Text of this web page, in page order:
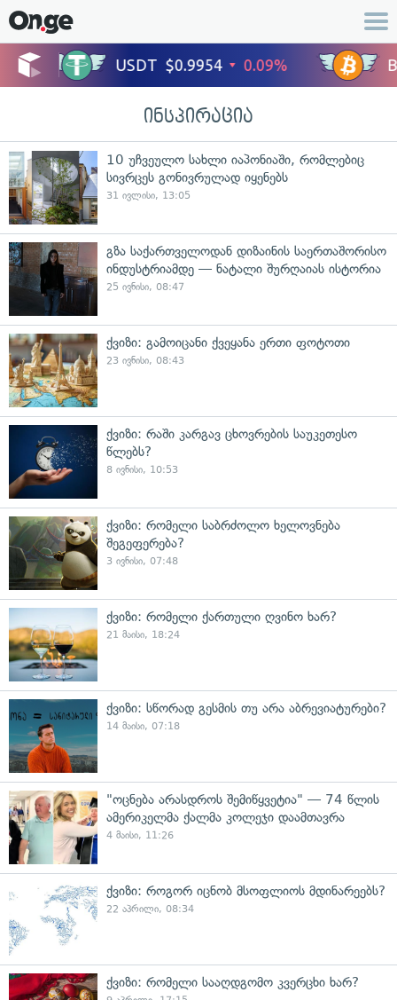
ინსპირაცია
10 უჩვეულო სახლი იაპონიაში, რომლებიც
სივრცეს გონივრულად იყენებს
31 ივლისი, 13:05
გზა საქართველოდან დიზაინის საერთაშორისო
ინდუსტრიამდე — ნატალი შურღაიას ისტორია
25 ივნისი, 08:47
ქვიზი: გამოიცანი ქვეყანა ერთი ფოტოთი
23 ივნისი, 08:43
ქვიზი: რაში კარგავ ცხოვრების საუკეთესო
წლებს?
8 ივნისი, 10:53
ქვიზი: რომელი საბრძოლო ხელოვნება
შეგეფერება?
3 ივნისი, 07:48
ქვიზი: რომელი ქართული ღვინო ხარ?
21 მაისი, 18:24
ქვიზი: სწორად გესმის თუ არა აბრევიატურები?
14 მაისი, 07:18
"ოცნება არასდროს შემიწყვეტია" — 74 წლის
ამერიკელმა ქალმა კოლეჯი დაამთავრა
4 მაისი, 11:26
ქვიზი: როგორ იცნობ მსოფლიოს მდინარეებს?
22 აპრილი, 08:34
ქვიზი: რომელი სააღდგომო კვერცხი ხარ?